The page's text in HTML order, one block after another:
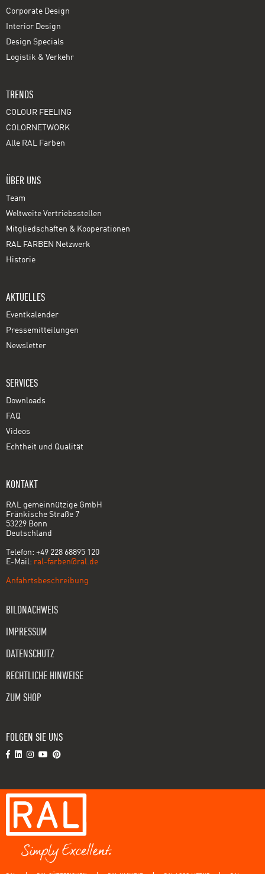
Corporate Design
Interior Design
Design Specials
Logistik & Verkehr
TRENDS
COLOUR FEELING
COLORNETWORK
Alle RAL Farben
ÜBER UNS
Team
Weltweite Vertriebsstellen
Mitgliedschaften & Kooperationen
RAL FARBEN Netzwerk
Historie
AKTUELLES
Eventkalender
Pressemitteilungen
Newsletter
SERVICES
Downloads
FAQ
Videos
Echtheit und Qualität
KONTAKT
RAL gemeinnützige GmbH
Fränkische Straße 7
53229 Bonn
Deutschland
Telefon: +49 228 68895 120
E-Mail: ral-farben@ral.de
Anfahrtsbeschreibung
BILDNACHWEIS
IMPRESSUM
DATENSCHUTZ
RECHTLICHE HINWEISE
ZUM SHOP
FOLGEN SIE UNS